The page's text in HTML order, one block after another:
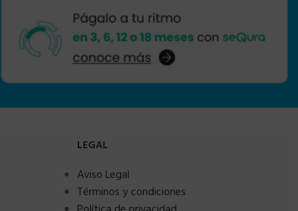
LEGAL
Aviso Legal
Términos y condiciones